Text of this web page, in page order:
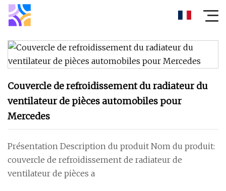
Couvercle de refroidissement du radiateur du
ventilateur de pièces automobiles pour
Mercedes
Présentation Description du produit Nom du produit:
couvercle de refroidissement de radiateur de
ventilateur de pièces a